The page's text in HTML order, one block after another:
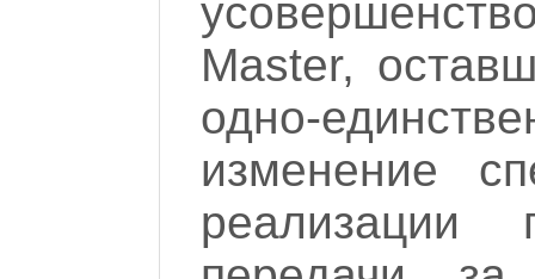
Master,
одно-
изменение